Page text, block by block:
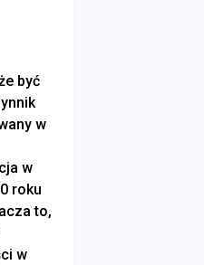
być
w
w
roku
to,
w